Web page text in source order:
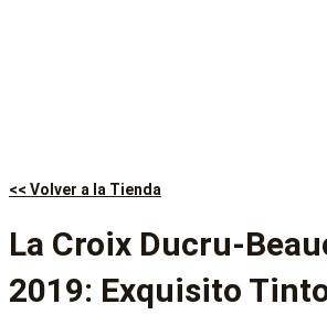
<< Volver a la Tienda
La Croix Ducru-
2019: Exquisito